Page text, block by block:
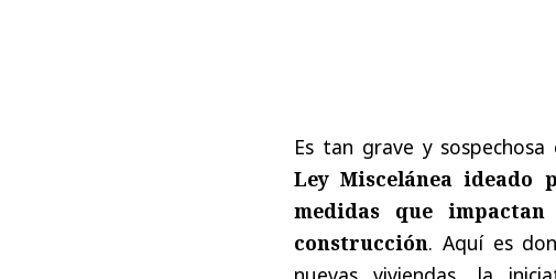
Es tan grave y
Ley Miscelánea
medidas que
construcción. Aquí es